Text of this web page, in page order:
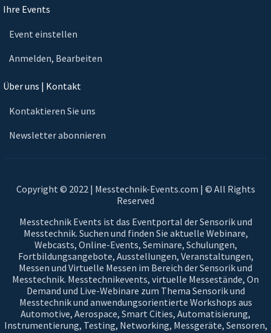
Ihre Events
Event einstellen
Anmelden, Bearbeiten
Über uns | Kontakt
Kontaktieren Sie uns
Newsletter abonnieren
Copyright © 2022 | Messtechnik-Events.com | © All Rights
Reserved
Messtechnik Events ist das Eventportal der Sensorik und
Messtechnik. Suchen und finden Sie aktuelle Webinare,
Webcasts, Online-Events, Seminare, Schulungen,
Fortbildungsangebote, Ausstellungen, Veranstaltungen,
Messen und Virtuelle Messen im Bereich der Sensorik und
Messtechnik. Messtechnikevents, virtuelle Messestände, On
Demand und Live-Webinare zum Thema Sensorik und
Messtechnik und anwendungsorientierte Workshops aus
Automotive, Aerospace, Smart Cities, Automatisierung,
Instrumentierung, Testing, Networking, Messgeräte, Sensoren,